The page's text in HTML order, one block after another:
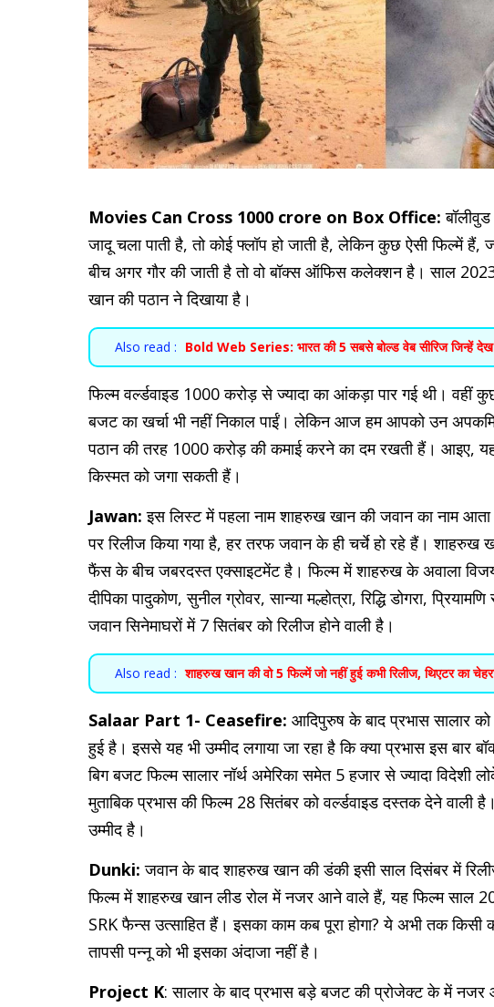
Movies Can Cross 1000 crore on Box Office:
जादू चला पाती है, तो कोई फ्लॉप हो जाती है, लेकिन कुछ ऐसी फिल्में
बीच अगर गौर की जाती है तो वो बॉक्स ऑफिस कलेक्शन है। साल
खान की पठान ने दिखाया है।
Also read : Bold Web Series: भारत की 5 सबसे बोल्ड वेब सीरिज जिन्हें देख
फिल्म वर्ल्डवाइड 1000 करोड़ से ज्यादा का आंकड़ा पार गई थी। वहीं
बजट का खर्चा भी नहीं निकाल पाईं। लेकिन आज हम आपको उन
पठान की तरह 1000 करोड़ की कमाई करने का दम रखती हैं। आइए,
किस्मत को जगा सकती हैं।
Jawan: इस लिस्ट में पहला नाम शाहरुख खान की जवान का नाम आता
पर रिलीज किया गया है, हर तरफ जवान के ही चर्चे हो रहे हैं।
फैंस के बीच जबरदस्त एक्साइटमेंट है। फिल्म में शाहरुख के अवाला विजय
दीपिका पादुकोण, सुनील ग्रोवर, सान्या मल्होत्रा, रिद्धि डोगरा,
जवान सिनेमाघरों में 7 सितंबर को रिलीज होने वाली है।
Also read : शाहरुख खान की वो 5 फिल्में जो नहीं हुई कभी रिलीज, थिएटर का
Salaar Part 1- Ceasefire: आदिपुरुष के बाद प्रभास सालार
हुई है। इससे यह भी उम्मीद लगाया जा रहा है कि क्या प्रभास इस बार
बिग बजट फिल्म सालार नॉर्थ अमेरिका समेत 5 हजार से ज्यादा विदेशी
मुताबिक प्रभास की फिल्म 28 सितंबर को वर्ल्डवाइड दस्तक देने वाली
उम्मीद है।
Dunki: जवान के बाद शाहरुख खान की डंकी इसी साल दिसंबर में
फिल्म में शाहरुख खान लीड रोल में नजर आने वाले हैं, यह फिल्म साल
SRK फैन्स उत्साहित हैं। इसका काम कब पूरा होगा? ये अभी तक किसी
तापसी पन्नू को भी इसका अंदाजा नहीं है।
Project K: सालार के बाद प्रभास बड़े बजट की प्रोजेक्ट के में